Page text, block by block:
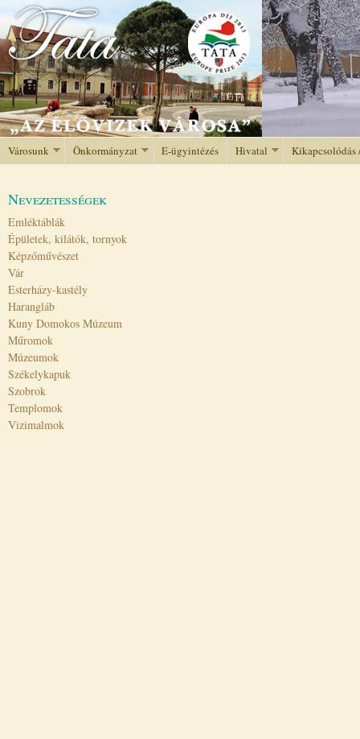
Jump to navigation
Városunk Önkormányzat E-ügyintézés Hivatal Kikapcsolódás
Nevezetességek
Emléktáblák
Épületek, kilátók, tornyok
Képzőművészet
Vár
Esterházy-kastély
Harangláb
Kuny Domokos Múzeum
Műromok
Múzeumok
Székelykapuk
Szobrok
Templomok
Vizimalmok